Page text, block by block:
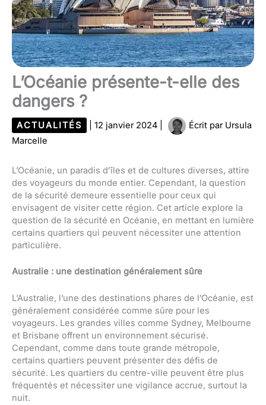
L’Océanie présente-t-elle des
dangers ?
ACTUALITÉS 12 janvier 2024 Écrit par Ursula
Marcelle
L’Océanie, un paradis d’îles et de cultures diverses, attire
des voyageurs du monde entier. Cependant, la question
de la sécurité demeure essentielle pour ceux qui
envisagent de visiter cette région. Cet article explore la
question de la sécurité en Océanie, en mettant en lumière
certains quartiers qui peuvent nécessiter une attention
particulière.
Australie : une destination généralement sûre
L’Australie, l’une des destinations phares de l’Océanie, est
généralement considérée comme sûre pour les
voyageurs. Les grandes villes comme Sydney, Melbourne
et Brisbane offrent un environnement sécurisé.
Cependant, comme dans toute grande métropole,
certains quartiers peuvent présenter des défis de
sécurité. Les quartiers du centre-ville peuvent être plus
fréquentés et nécessiter une vigilance accrue, surtout la
nuit.